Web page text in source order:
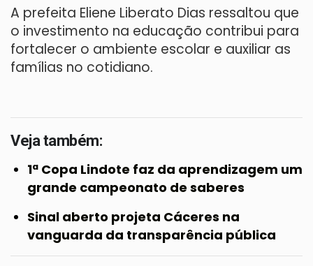
A prefeita Eliene Liberato Dias ressaltou que
o investimento na educação contribui para
fortalecer o ambiente escolar e auxiliar as
famílias no cotidiano.
Veja também:
1ª Copa Lindote faz da aprendizagem um
grande campeonato de saberes
Sinal aberto projeta Cáceres na
vanguarda da transparência pública